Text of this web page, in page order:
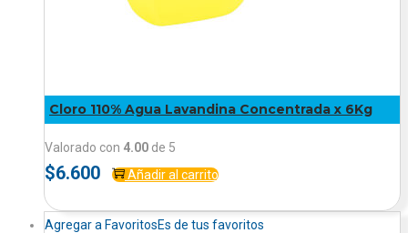
Cloro 110% Agua Lavandina Concentrada x 6Kg
Valorado con 4.00 de 5
$6.600 Añadir al carrito
Agregar a FavoritosEs de tus favoritos